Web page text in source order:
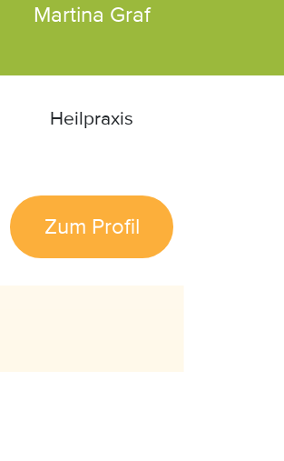
Martina Graf
Heilpraxis
Zum Profil